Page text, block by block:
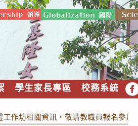
學生家長專區 校務系統 FB
作坊相關資訊，敬請教職員報名參加。